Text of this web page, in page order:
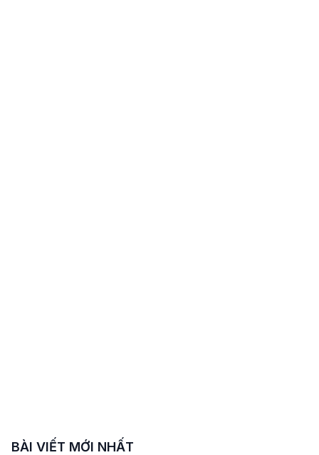
BÀI VIẾT MỚI NHẤT